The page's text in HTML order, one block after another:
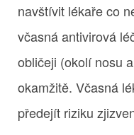
navštívit lékaře co
včasná antivirová
obličeji (okolí nosu
okamžitě. Včasná
předejít riziku